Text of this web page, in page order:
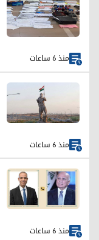
منذ 6 ساعات
منذ 6 ساعات
منذ 6 ساعات